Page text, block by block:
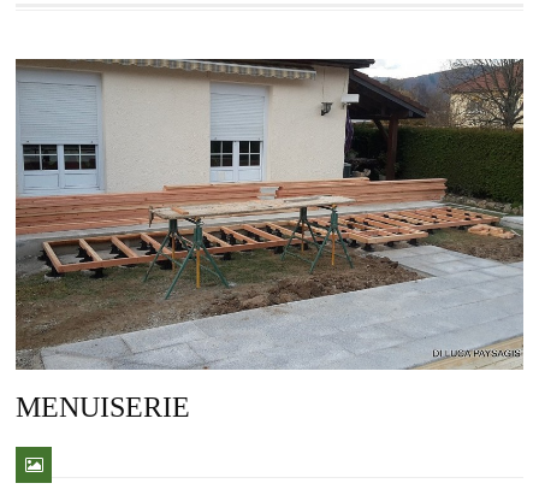
MENUISERIE